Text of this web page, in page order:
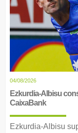
04/08/2026
Ezkurdia-Albisu
CaixaBank
Ezkurdia-Albisu